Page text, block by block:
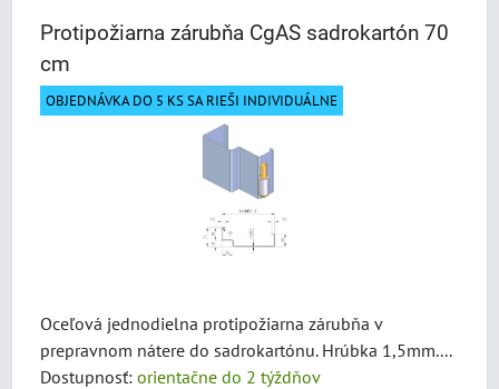
Protipožiarna zárubňa CgAS sadrokartón 70
cm
OBJEDNÁVKA DO 5 KS SA RIEŠI INDIVIDUÁLNE
Oceľová jednodielna protipožiarna zárubňa v
prepravnom nátere do sadrokartónu. Hrúbka 1,5mm....
Dostupnosť: orientačne do 2 týždňov